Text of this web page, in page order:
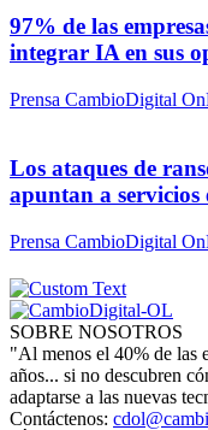
97% de las
integrar IA en sus
Prensa CambioDigital
Los ataques de
apuntan a servicios
Prensa CambioDigital
SOBRE NOSOTROS
"Al menos el 40% de las
años... si no descubren
adaptarse a las nuevas
Contáctenos: